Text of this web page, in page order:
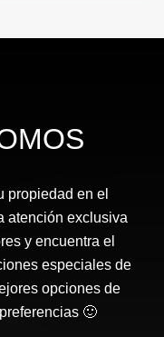
propiedad en el
atención exclusiva
y encuentra el
especiales de
opciones de
🙂